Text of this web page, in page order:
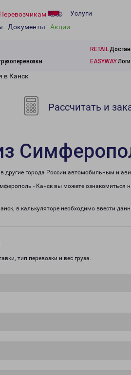
Перевозчикам
Услуги
Документы Акции
RETAIL
EASYWAY
в Канск
Рассчитать и
другие города России автомобильным и
- Канск вы можете ознакомиться
в калькуляторе необходимо ввести
тип перевозки и вес груза.